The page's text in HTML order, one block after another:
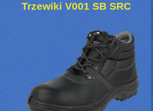
Trzewiki V001 SB SRC